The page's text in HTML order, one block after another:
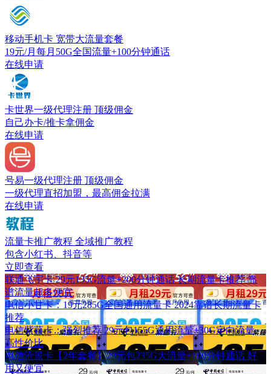
移动手机卡 宽带大流量套餐
19元/月每月50G全国流量+100分钟通话
在线申请
卡世界一级代理注册 顶级佣金
自己办卡/推卡拿佣金
在线申请
号易一级代理注册 顶级佣金
一级代理直招加盟，最高佣金拉满
在线申请
流量卡推广教程 全域推广教程
包含小红书、抖音等
立即查看
联通飞宇卡 29元135G流量+200分钟通话 长期流量卡推荐 靠
谱流量超多便宜
电信小甘卡：19元285G全国通用流量卡 2024靠谱长期流量卡
推荐
电信紫藤卡：强烈推荐 29元包155G通用流量+30G定向流量
高性价比
电信沧景卡【2年套餐】29元包235G大流量+100分钟通话 好
用又便宜